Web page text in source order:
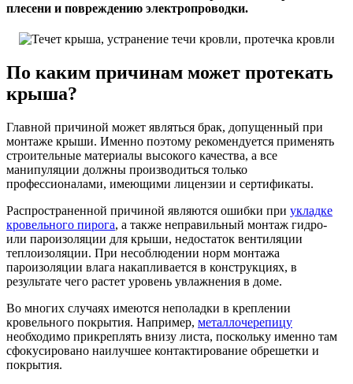
плесени и повреждению электропроводки.
По каким причинам может протекать
крыша?
Главной причиной может являться брак, допущенный при
монтаже крыши. Именно поэтому рекомендуется применять
строительные материалы высокого качества, а все
манипуляции должны производиться только
профессионалами, имеющими лицензии и сертификаты.
Распространенной причиной являются ошибки при укладке
кровельного пирога, а также неправильный монтаж гидро-
или пароизоляции для крыши, недостаток вентиляции
теплоизоляции. При несоблюдении норм монтажа
пароизоляции влага накапливается в конструкциях, в
результате чего растет уровень увлажнения в доме.
Во многих случаях имеются неполадки в креплении
кровельного покрытия. Например, металлочерепицу
необходимо прикреплять внизу листа, поскольку именно там
сфокусировано наилучшее контактирование обрешетки и
покрытия.